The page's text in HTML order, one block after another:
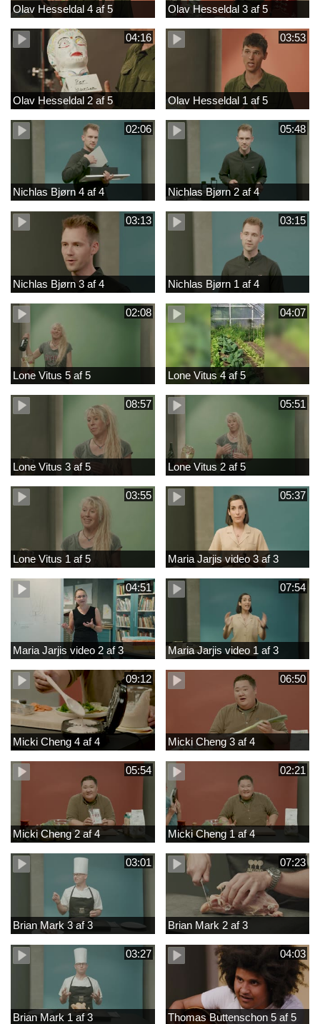
Olav Hesseldal 4 af 5 Olav Hesseldal 3 af 5
04:16
Olav Hesseldal 2 af 5
03:53
Olav Hesseldal 1 af 5
02:06
Nichlas Bjørn 4 af 4
05:48
Nichlas Bjørn 2 af 4
03:13
Nichlas Bjørn 3 af 4
03:15
Nichlas Bjørn 1 af 4
02:08
Lone Vitus 5 af 5
04:07
Lone Vitus 4 af 5
08:57
Lone Vitus 3 af 5
05:51
Lone Vitus 2 af 5
03:55
Lone Vitus 1 af 5
05:37
Maria Jarjis video 3 af 3
04:51
Maria Jarjis video 2 af 3
07:54
Maria Jarjis video 1 af 3
09:12
Micki Cheng 4 af 4
06:50
Micki Cheng 3 af 4
05:54
Micki Cheng 2 af 4
02:21
Micki Cheng 1 af 4
03:01
Brian Mark 3 af 3
07:23
Brian Mark 2 af 3
03:27
Brian Mark 1 af 3
04:03
Thomas Buttenschon 5 af 5